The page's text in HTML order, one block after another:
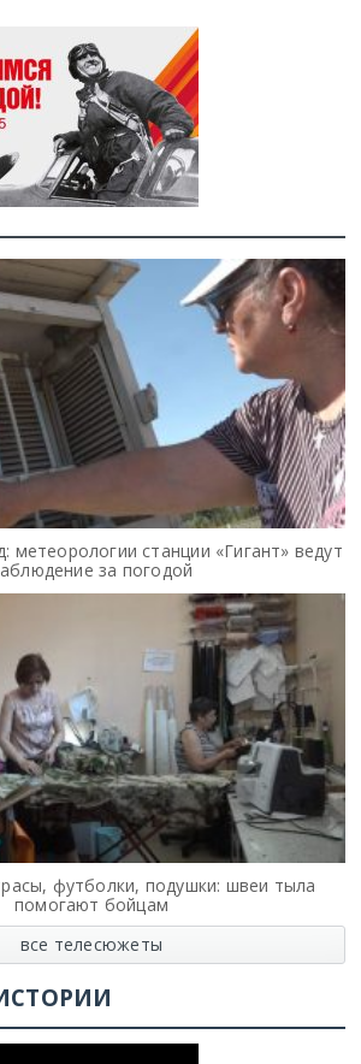
метеорологии станции «Гигант» ведут
за погодой
футболки, подушки: швеи тыла
помогают бойцам
все телесюжеты